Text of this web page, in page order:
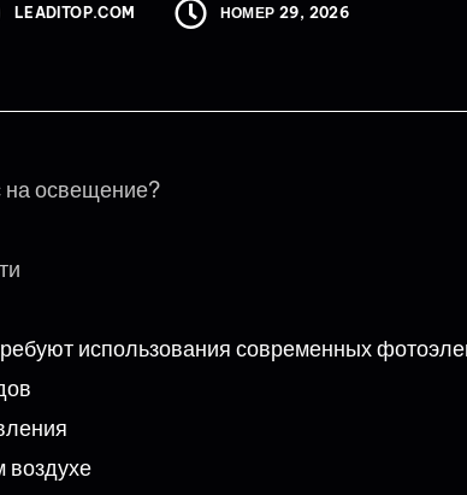
LEADITOP.COM НОМЕР 29, 2026
на освещение?
использования современных
воздухе